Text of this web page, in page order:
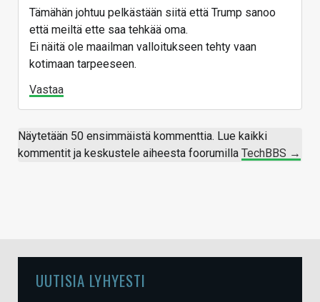
Tämähän johtuu pelkästään siitä että Trump sanoo
että meiltä ette saa tehkää oma.
Ei näitä ole maailman valloitukseen tehty vaan
kotimaan tarpeeseen.
Vastaa
Näytetään 50 ensimmäistä kommenttia. Lue kaikki
kommentit ja keskustele aiheesta foorumilla TechBBS →
UUTISIA LYHYESTI